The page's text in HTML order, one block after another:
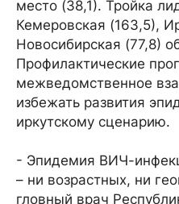
место (38,1). Тройка
Кемеровская (163,5),
Новосибирская (77,8)
Профилактические
межведомственное
избежать развития
иркутскому сценарию.
- Эпидемия ВИЧ-
– ни возрастных, ни
гловный врач